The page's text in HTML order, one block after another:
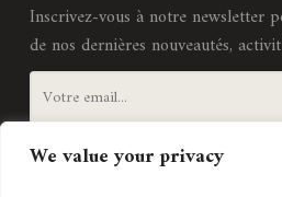
We value your privacy
Inscrivez-vous à notre newsletter
de nos dernières nouveautés,
J'accepte lestermes et conditions